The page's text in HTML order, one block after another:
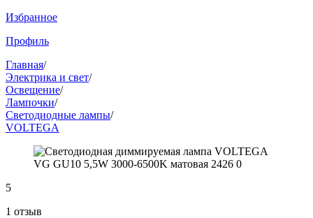
Избранное
Профиль
Главная/
Электрика и свет/
Освещение/
Лампочки/
Светодиодные лампы/
VOLTEGA
5
1 отзыв